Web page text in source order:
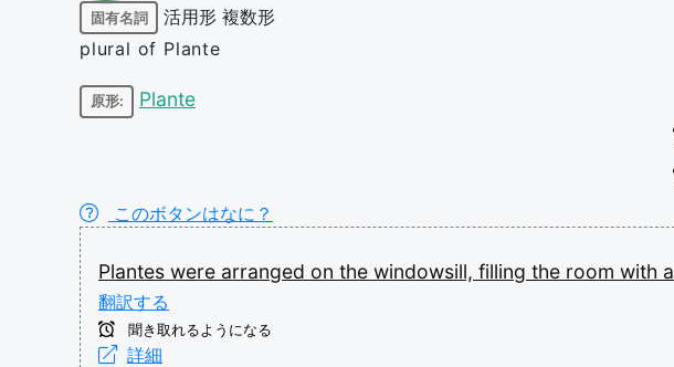
固有名詞 活用形 複数形
plural of Plante
原形: Plante
このボタンはなに？
Plantes were arranged on the windowsill, filling the room with a
翻訳する
聞き取れるようになる
詳細